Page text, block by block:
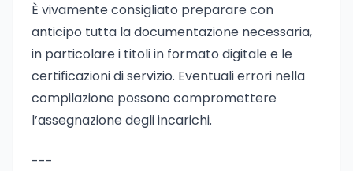
È vivamente consigliato preparare con
anticipo tutta la documentazione necessaria,
in particolare i titoli in formato digitale e le
certificazioni di servizio. Eventuali errori nella
compilazione possono compromettere
l’assegnazione degli incarichi.
---